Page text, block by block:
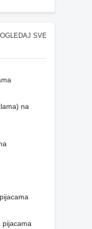
SVE
na
pijacama